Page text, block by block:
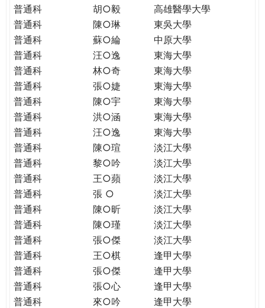
THE
PATH
GLOBAL
CITIZENSHIP
普通科
胡○毅
高雄醫學大學
普通科
陳○琳
東吳大學
普通科
蘇○綸
中原大學
普通科
汪○逸
東海大學
普通科
林○奇
東海大學
普通科
張○婕
東海大學
普通科
陳○宇
東海大學
普通科
洪○涵
東海大學
普通科
汪○逸
東海大學
普通科
陳○瑄
淡江大學
普通科
黎○吟
淡江大學
普通科
王○蘋
淡江大學
普通科
張 ○
淡江大學
普通科
陳○昕
淡江大學
普通科
陳○瑾
淡江大學
普通科
張○傑
淡江大學
普通科
王○棋
逢甲大學
普通科
張○傑
逢甲大學
普通科
張○心
逢甲大學
普通科
來○吟
逢甲大學